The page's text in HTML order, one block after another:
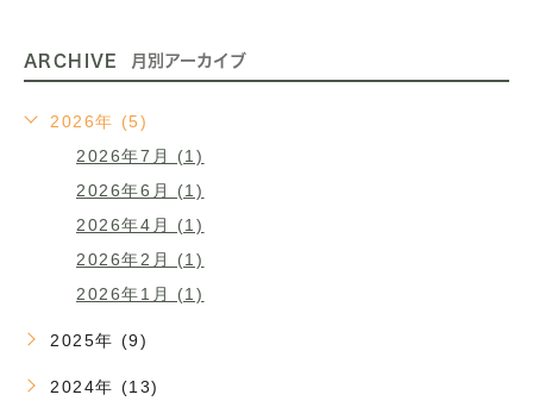
ARCHIVE 月別アーカイブ
2026年 (5)
2026年7月 (1)
2026年6月 (1)
2026年4月 (1)
2026年2月 (1)
2026年1月 (1)
2025年 (9)
2024年 (13)